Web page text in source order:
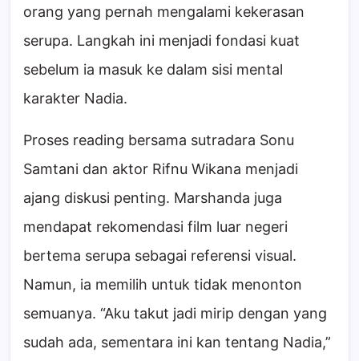
orang yang pernah mengalami kekerasan
serupa. Langkah ini menjadi fondasi kuat
sebelum ia masuk ke dalam sisi mental
karakter Nadia.
Proses reading bersama sutradara Sonu
Samtani dan aktor Rifnu Wikana menjadi
ajang diskusi penting. Marshanda juga
mendapat rekomendasi film luar negeri
bertema serupa sebagai referensi visual.
Namun, ia memilih untuk tidak menonton
semuanya. “Aku takut jadi mirip dengan yang
sudah ada, sementara ini kan tentang Nadia,”